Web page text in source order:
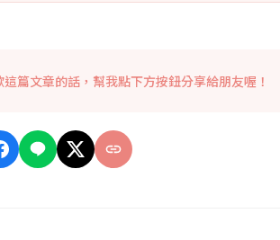
這篇文章的話，幫我點下方按鈕分享給朋友喔！